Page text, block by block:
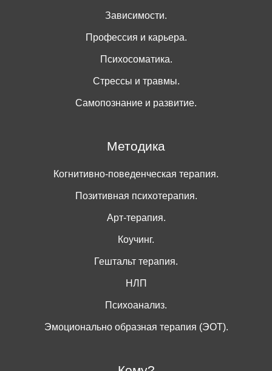
Зависимости.
Профессия и карьера.
Психосоматика.
Стрессы и травмы.
Самопознание и развитие.
Методика
Когнитивно-поведенческая терапия.
Позитивная психотерапия.
Арт-терапия.
Коучинг.
Гештальт терапия.
НЛП
Психоанализ.
Эмоционально образная терапия (ЭОТ).